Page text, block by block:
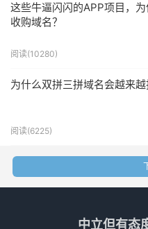
这些牛逼闪闪的APP项目，
收购域名？
阅读(10280)
为什么双拼三拼域名会越来越
阅读(6225)
中立但有态